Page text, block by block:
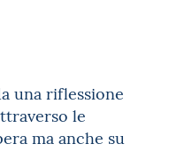
una riflessione
le
ma anche su